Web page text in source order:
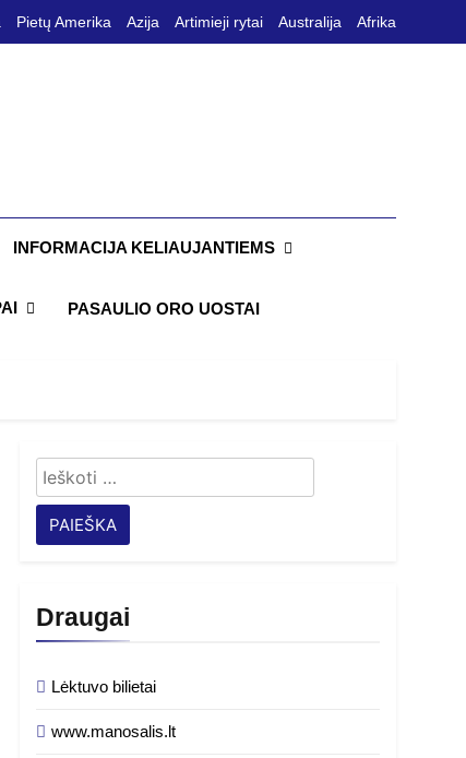
Pietų Amerika Azija Artimieji rytai Australija Afrika
INFORMACIJA KELIAUJANTIEMS
PASAULIO ORO UOSTAI
Ieškoti:
Draugai
Lėktuvo bilietai
www.manosalis.lt